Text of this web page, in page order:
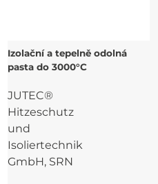
Izolační a tepelně odolná
pasta do 3000°C
JUTEC®
Hitzeschutz
und
Isoliertechnik
GmbH, SRN